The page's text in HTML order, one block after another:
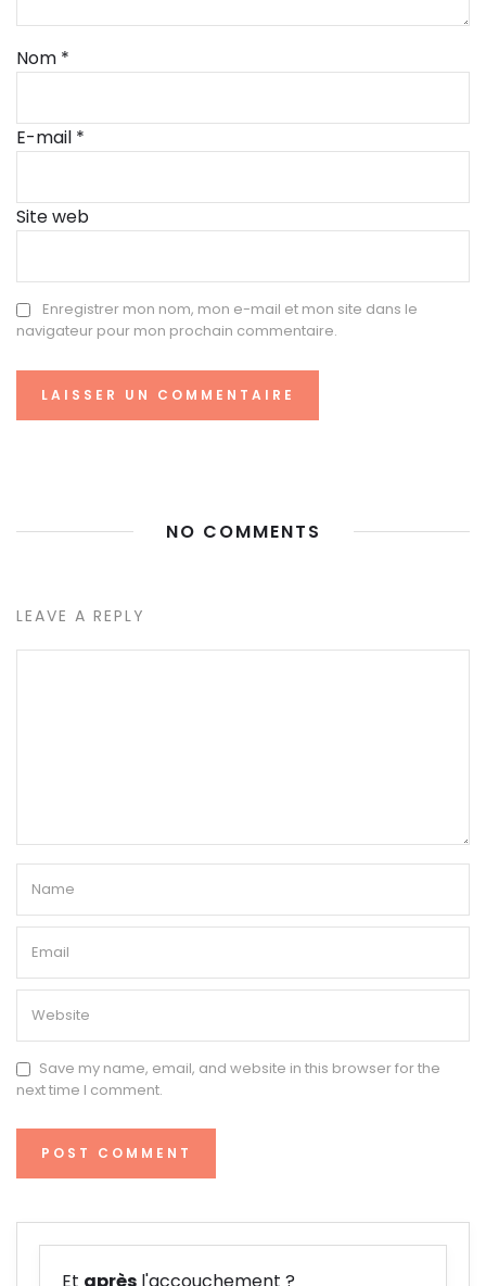
Nom *
E-mail *
Site web
Enregistrer mon nom, mon e-mail et mon site dans le
navigateur pour mon prochain commentaire.
NO COMMENTS
LEAVE A REPLY
Save my name, email, and website in this browser for the
next time I comment.